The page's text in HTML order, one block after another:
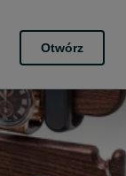
Otwórz